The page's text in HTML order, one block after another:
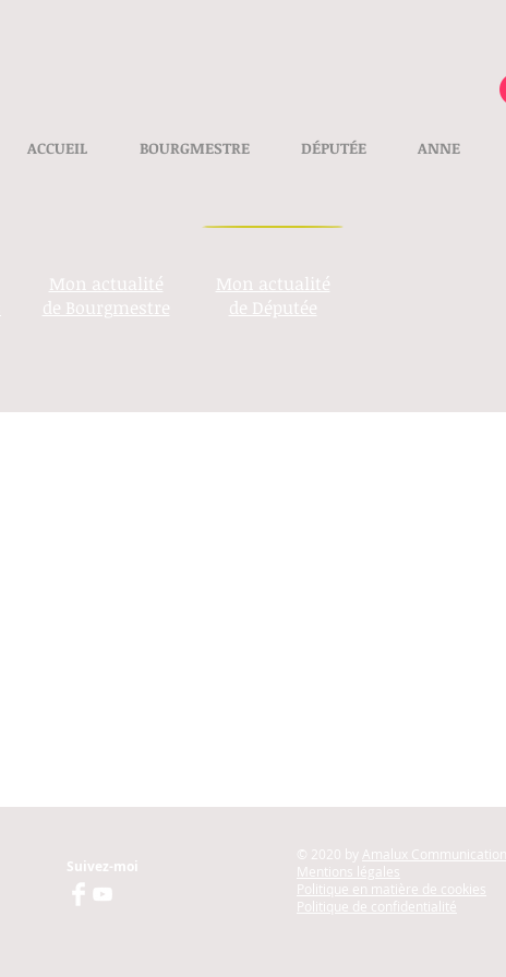
ACCUEIL BOURGMESTRE DÉPUTÉE ANNE
Mon actualité
de Bourgmestre
Mon actualité
de Députée
© 2020 by Amalux Communication
Mentions légales
Politique en matière de cookies
Politique de confidentialité
Suivez-moi